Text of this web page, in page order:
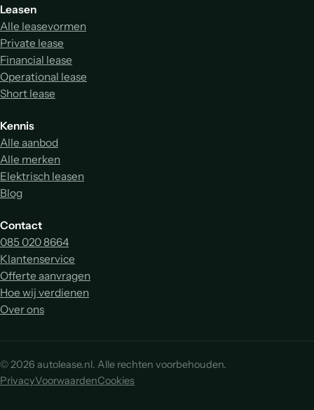
Leasen
Alle leasevormen
Private lease
Financial lease
Operational lease
Short lease
Kennis
Alle aanbod
Alle merken
Elektrisch leasen
Blog
Contact
085 020 8664
Klantenservice
Offerte aanvragen
Hoe wij verdienen
Over ons
© 2026 autolease.nl. Alle rechten voorbehouden.
PrivacyVoorwaardenCookies